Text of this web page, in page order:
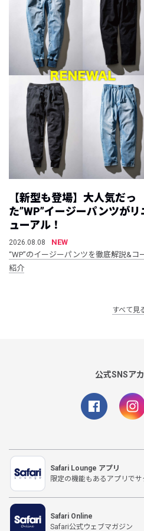
【新型も登場】大人気だっ
た”WP”イージーパンツがリ
ューアル！
2026.08.08
NEW
“WP”のイージーパンツを徹底解説&コ
紹介
すべて見
公式SNSア
Safari Lounge アプリ
限定の機能もあるアプリで
Safari Online
Safari公式ウェブマガジン